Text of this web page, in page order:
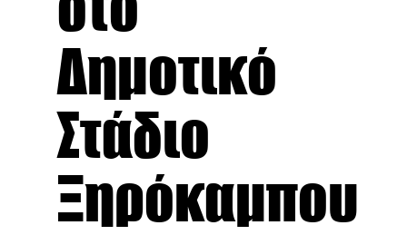
Δημοτικό
Στάδιο
Ξηρόκαμπου